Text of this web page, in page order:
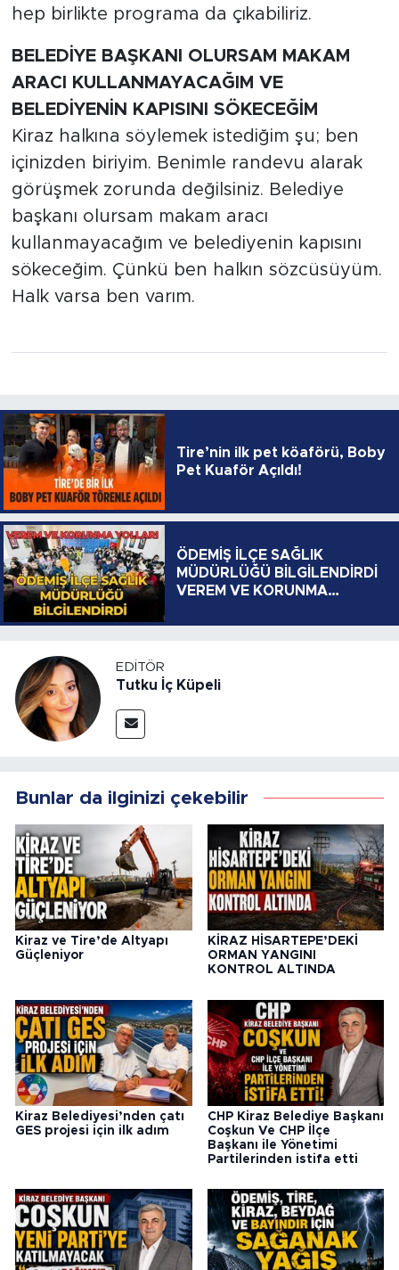
hep birlikte programa da çıkabiliriz.
BELEDİYE BAŞKANI OLURSAM MAKAM
ARACI KULLANMAYACAĞIM VE
BELEDİYENİN KAPISINI SÖKECEĞİM
Kiraz halkına söylemek istediğim şu; ben
içinizden biriyim. Benimle randevu alarak
görüşmek zorunda değilsiniz. Belediye
başkanı olursam makam aracı
kullanmayacağım ve belediyenin kapısını
sökeceğim. Çünkü ben halkın sözcüsüyüm.
Halk varsa ben varım.
Tire’nin ilk pet köaförü, Boby
Pet Kuaför Açıldı!
ÖDEMİŞ İLÇE SAĞLIK
MÜDÜRLÜĞÜ BİLGİLENDİRDİ
VEREM VE KORUNMA
EDITÖR
Tutku İç Küpeli
Bunlar da ilginizi çekebilir
Kiraz ve Tire’de Altyapı
Güçleniyor
KİRAZ HİSARTEPE’DEKİ
ORMAN YANGINI
KONTROL ALTINDA
Kiraz Belediyesi’nden çatı
GES projesi için ilk adım
CHP Kiraz Belediye Başkanı
Coşkun Ve CHP İlçe
Başkanı ile Yönetimi
Partilerinden istifa etti